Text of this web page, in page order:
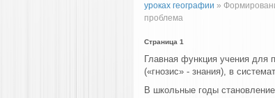
уроках географии »
проблема
Страница 1
Главная функция учения для
(«гнозис» - знания), в
В школьные годы